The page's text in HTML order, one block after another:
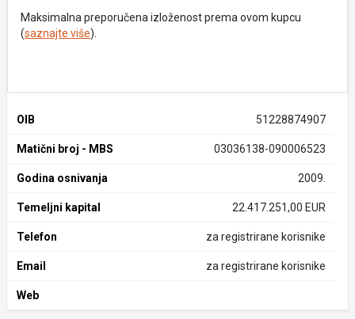
Maksimalna preporučena izloženost prema ovom kupcu
(saznajte više).
OIB 51228874907
Matični broj - MBS 03036138-090006523
Godina osnivanja 2009.
Temeljni kapital 22.417.251,00 EUR
Telefon za registrirane korisnike
Email za registrirane korisnike
Web